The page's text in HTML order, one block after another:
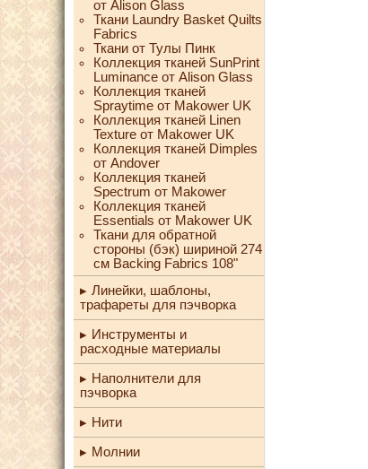
от Alison Glass
Ткани Laundry Basket Quilts
Fabrics
Ткани от Тулы Пинк
Коллекция тканей SunPrint
Luminance от Alison Glass
Коллекция тканей
Spraytime от Makower UK
Коллекция тканей Linen
Texture от Makower UK
Коллекция тканей Dimples
от Andover
Коллекция тканей
Spectrum от Makower
Коллекция тканей
Essentials от Makower UK
Ткани для обратной
стороны (бэк) шириной 274
см Backing Fabrics 108"
Линейки, шаблоны,
трафареты для пэчворка
Инструменты и
расходные материалы
Наполнители для
пэчворка
Нити
Молнии